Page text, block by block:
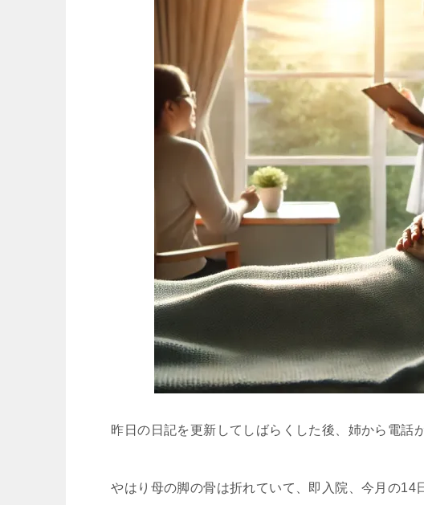
昨日の日記を更新してしばらくした後、姉から電話
やはり母の脚の骨は折れていて、即入院、今月の14